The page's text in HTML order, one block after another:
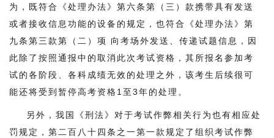
为，既符合《处理办法》第六条第（三）款携带具有发送
或者接收信息功能的设备的规定，也符合《处理办法》第
九条第三款第（二）项 向考场外发送、传递试题信息，因
此除了按照通报中的取消此次考试资格，其所报名参加考
试的各阶段、各科成绩无效的处理之外，该考生后续很可
能还将受到暂停高考资格1至3年的处理。
另外，我国《刑法》对于考试作弊相关行为也有相应处
罚规定，第二百八十四条之一第一款规定了组织考试作弊